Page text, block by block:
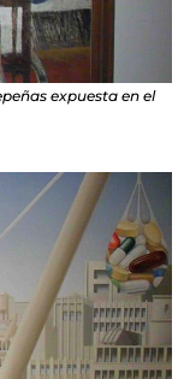
expuesta en el